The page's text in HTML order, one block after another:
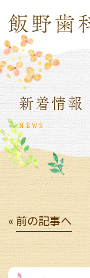
新着情報
NEWS
« 前の記事へ